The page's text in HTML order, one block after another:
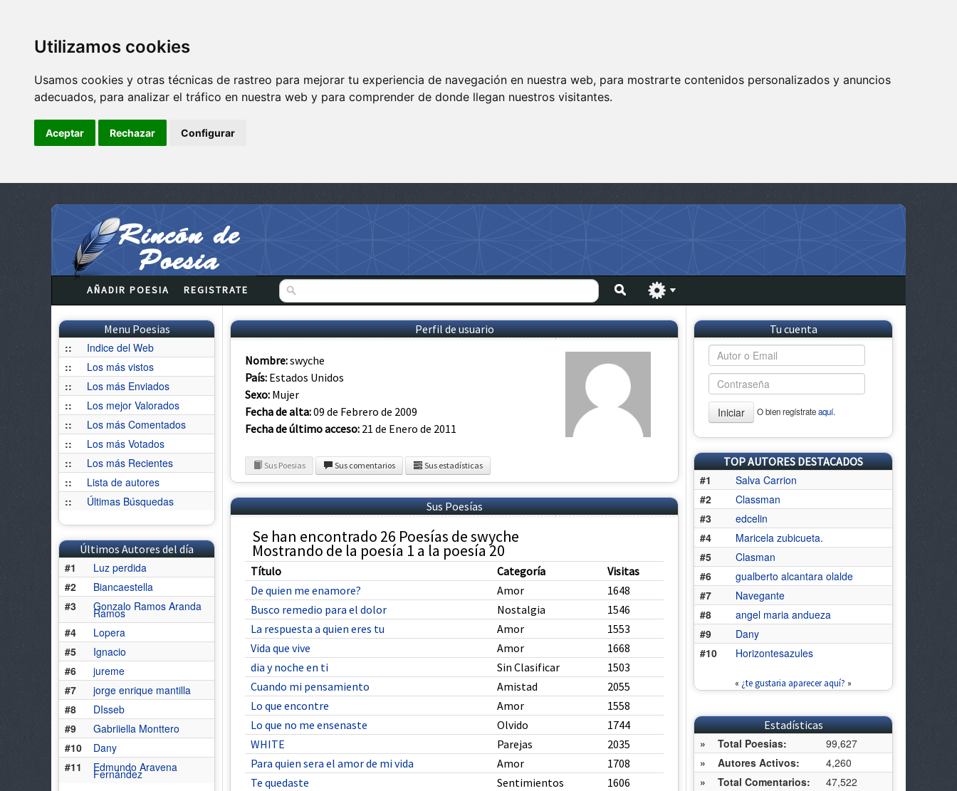
Utilizamos cookies
Usamos cookies y otras técnicas de rastreo para mejorar tu experiencia de navegación en nuestra web, para mostrarte contenidos personalizados y anuncios
adecuados, para analizar el tráfico en nuestra web y para comprender de donde llegan nuestros visitantes.
Aceptar Rechazar Configurar
AÑADIR POESIA REGISTRATE
Menu Poesias
::
Indice del Web
::
Los más vistos
::
Los más Enviados
::
Los mejor Valorados
::
Los más Comentados
::
Los más Votados
::
Los más Recientes
::
Lista de autores
::
Últimas Búsquedas
Últimos Autores del día
#1
Luz perdida
#2
Biancaestella
#3
Gonzalo Ramos Aranda
Ramos
#4
Lopera
#5
Ignacio
#6
jureme
#7
jorge enrique mantilla
#8
DIsseb
#9
Gabriiella Monttero
#10
Dany
#11
Edmundo Aravena
Fernández
Perfil de usuario
Nombre:swyche
País: Estados Unidos
Sexo: Mujer
Fecha de alta:09 de Febrero de 2009
Fecha de último acceso: 21 de Enero de 2011
Sus Poesias Sus comentarios Sus estadísticas
Sus Poesías
Se han encontrado 26 Poesías de swyche
Mostrando de la poesía 1 a la poesía 20
Título Categoría
Visitas
De quien me enamore?
Amor
1648
Busco remedio para el dolor
Nostalgia
1546
La respuesta a quien eres tu
Amor
1553
Vida que vive
Amor
1668
dia y noche en ti
Sin Clasificar
1503
Cuando mi pensamiento
Amistad
2055
Lo que encontre
Amor
1558
Lo que no me ensenaste
Olvido
1744
WHITE
Parejas
2035
Para quien sera el amor de mi vida
Amor
1708
Te quedaste
Sentimientos
1606
Tu cuenta
Iniciar O bien regístrateaquí.
TOP AUTORES DESTACADOS
#1
Salva Carrion
#2
Classman
#3
edcelin
#4
Maricela zubicueta.
#5
Clasman
#6
gualberto alcantara olalde
#7
Navegante
#8
angel maria andueza
#9
Dany
#10
Horizontesazules
« ¿te gustaria aparecer aquí? »
Estadísticas
»
Total Poesias:
99,627
»
Autores Activos:
4,260
»
Total Comentarios:
47,522